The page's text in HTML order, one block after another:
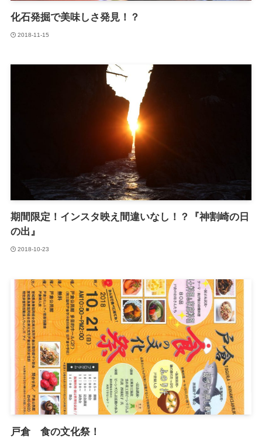
化石発掘で美味しさ発見！？
2018-11-15
期間限定！インスタ映え間違いなし！？『神割崎の日
の出』
2018-10-23
戸倉 食の文化祭！